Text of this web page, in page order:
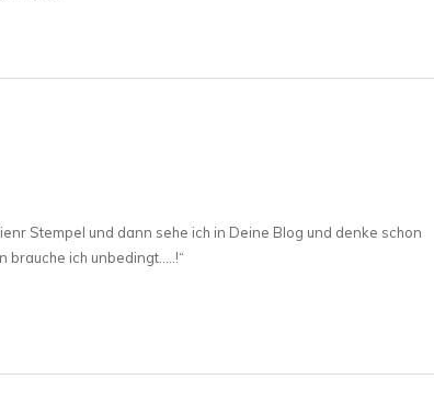
Stempel und dann sehe ich in Deine Blog und denke schon
brauche ich unbedingt…..!“